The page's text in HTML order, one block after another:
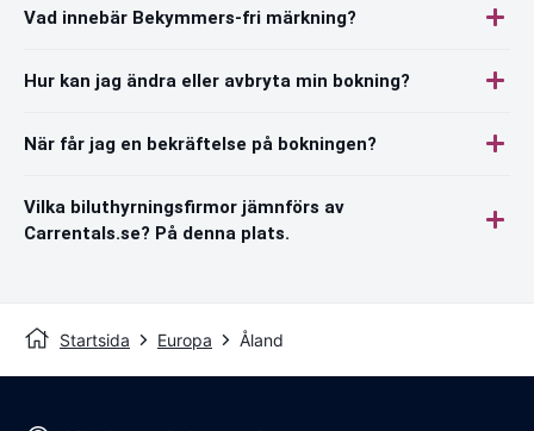
Vad innebär Bekymmers-fri märkning?
Hur kan jag ändra eller avbryta min bokning?
När får jag en bekräftelse på bokningen?
Vilka biluthyrningsfirmor jämnförs av
Carrentals.se? På denna plats.
Startsida Europa Åland